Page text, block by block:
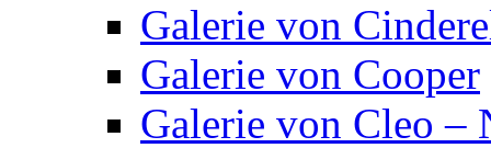
Galerie von
Galerie von Cooper
Galerie von Cleo –